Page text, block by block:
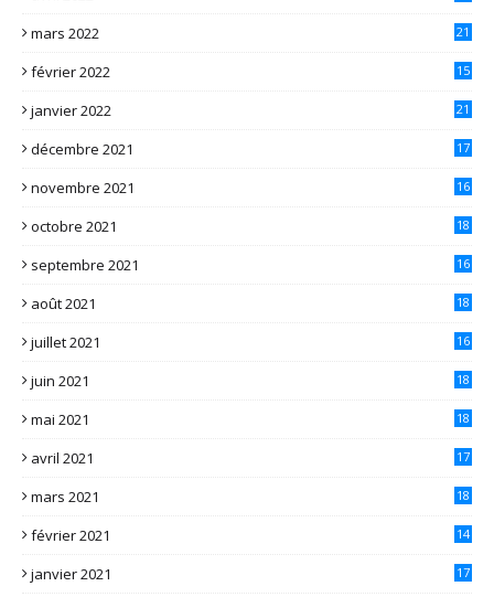
mars 2022 21
février 2022 15
janvier 2022 21
décembre 2021 17
novembre 2021 16
octobre 2021 18
septembre 2021 16
août 2021 18
juillet 2021 16
juin 2021 18
mai 2021 18
avril 2021 17
mars 2021 18
février 2021 14
janvier 2021 17